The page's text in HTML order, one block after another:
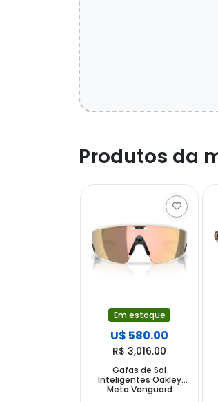
Produtos da
Em estoque
U$ 580.00
R$ 3,016.00
Gafas de Sol
Inteligentes Oakley
Meta Vanguard